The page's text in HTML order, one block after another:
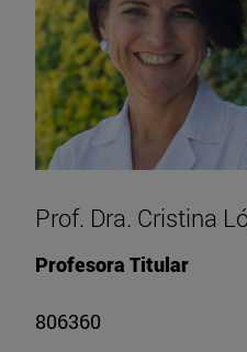
Prof. Dra. Cristina
Profesora Titular
806360